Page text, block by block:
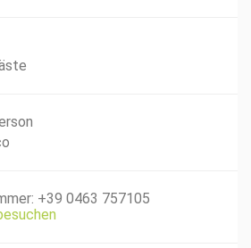
+39 0463 757105